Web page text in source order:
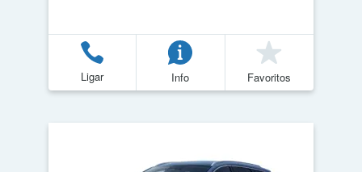
Ligar Info Favoritos